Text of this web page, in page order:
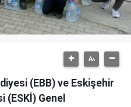
(EBB) ve Eskişehir
(ESKİ) Genel